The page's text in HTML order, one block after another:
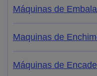
Máquinas de
Maquinas de
Máquinas de